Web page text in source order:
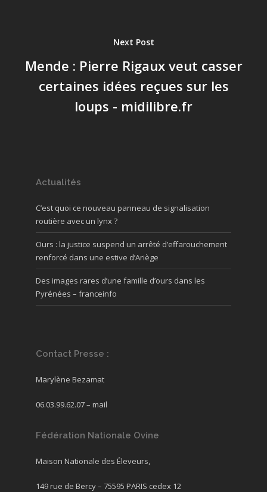
Next Post
Mende : Pierre Rigaux veut casser
certaines idées reçues sur les
loups - midilibre.fr
Actualités
C’est quoi ce nouveau panneau de signalisation
routière avec un lynx ?
Ours : la justice suspend un arrêté d’effarouchement
renforcé dans une estive d’Ariège
Des images rares d’une famille d’ours dans les
Pyrénées – franceinfo
Contact Presse :
Marylène Bezamat
06.03.99.62.07 – mail
Fédération Nationale Ovine
Maison Nationale des Éleveurs,
149 rue de Bercy – 75595 PARIS cedex 12